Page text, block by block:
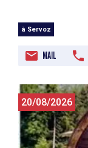
à Servoz
MAIL
20/08/2026